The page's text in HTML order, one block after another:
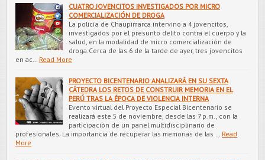
CUATRO JOVENCITOS INVESTIGADOS POR MICRO
COMERCIALIZACIÓN DE DROGA
La policía de Chaupimarca intervino a 4 jovencitos,
investigados por el presunto delito contra el cuerpo y la
salud, en la modalidad de micro comercialización de
droga.Cerca de las 6 de la tarde de ayer, tres jovencitos
en ac…
Read More
PROYECTO BICENTENARIO ANALIZARÁ EN SU SEXTA
CÁTEDRA LOS RETOS DE CONSTRUIR MEMORIA EN EL
PERÚ TRAS LA ÉPOCA DE VIOLENCIA INTERNA
Evento virtual del Proyecto Especial Bicentenario se
realizará este 5 de noviembre, desde las 7 p.m., con la
participación de un panel multidisciplinario de
profesionales. La importancia de recuperar las memorias de las …
Read
More